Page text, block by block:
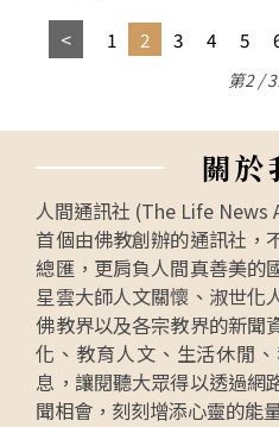
1 2 3 4 5
第2 /
關於
人間通訊社 (The Life News
首個由佛教創辦的通訊社，
總匯，更肩負人間真善美的
星雲大師人文關懷、淑世化
佛教界以及各宗教界的新聞
化、教育人文、生活休閒
息，讓閱聽大眾得以透過網
聞相會，刻刻增添心靈的能